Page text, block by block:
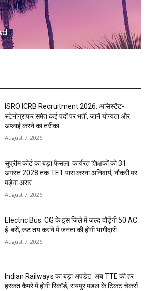
ISRO ICRB Recruitment 2026: असिस्टेंट-
स्टेनोग्राफर समेत कई पदों पर भर्ती, जानें योग्यता और
अप्लाई करने का तरीका
August 7, 2026
सुप्रीम कोर्ट का बड़ा फैसला: कार्यरत शिक्षकों को 31
अगस्त 2028 तक TET पास करना अनिवार्य, नौकरी पर
पड़ेगा असर
August 7, 2026
Electric Bus: CG के इस जिले में जल्द दौड़ेंगी 50 AC
ई-बसें, रूट तय करने में जनता की होगी भागीदारी
August 7, 2026
Indian Railways का बड़ा अपडेट: अब TTE की हर
हरकत कैमरे में होगी रिकॉर्ड, रायपुर मंडल के टिकट चेकर्स